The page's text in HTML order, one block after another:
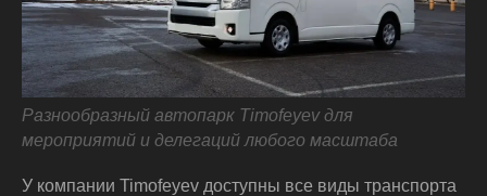
Разнообразный автопарк Timofeyev для
мероприятий и делегаций любого масштаба
У компании Timofeyev доступны все виды транспорта